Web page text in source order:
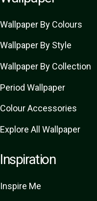
Wallpaper By Colours
Wallpaper By Style
Wallpaper By Collection
Period Wallpaper
Colour Accessories
Explore All Wallpaper
Inspiration
Inspire Me